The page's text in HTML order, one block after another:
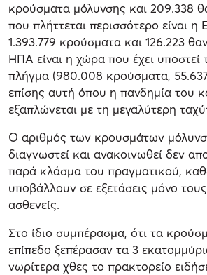
κρούσματα μόλυνσης και 209.338
που πλήττεται περισσότερο είναι
1.393.779 κρούσματα και 126.223
ΗΠΑ είναι η χώρα που έχει υποστεί
πλήγμα (980.008 κρούσματα, 55.637
επίσης αυτή όπου η πανδημία του
εξαπλώνεται με τη μεγαλύτερη
Ο αριθμός των κρουσμάτων
διαγνωστεί και ανακοινωθεί δεν
παρά κλάσμα του πραγματικού,
υποβάλλουν σε εξετάσεις μόνο
ασθενείς.
Στο ίδιο συμπέρασμα, ότι τα
επίπεδο ξεπέρασαν τα 3
νωρίτερα χθες το πρακτορείο